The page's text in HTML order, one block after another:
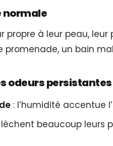
normale
propre à leur peau,
promenade, un bain
odeurs persistantes
: l’humidité accentue
beaucoup leurs